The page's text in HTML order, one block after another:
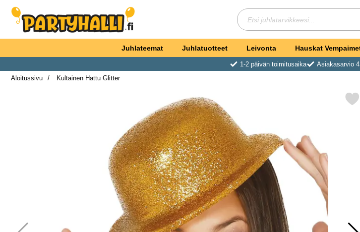
Hae
Ostoskori laajennettu Partyhallen AB
Juhlateemat Juhlatuotteet Leivonta Hauskat
1-2 päivän toimitusaika Asiakasarvio
Aloitussivu
Kultainen Hattu Glitter
Merkitse kultainen